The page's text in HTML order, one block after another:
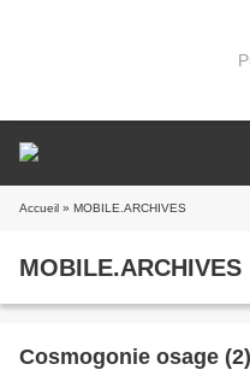
Accueil » MOBILE.ARCHIVES
MOBILE.ARCHIVES
Cosmogonie osage (2)